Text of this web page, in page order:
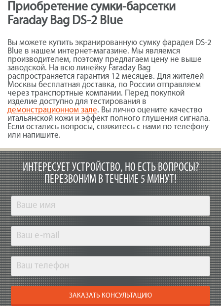
Приобретение сумки-барсетки
Faraday Bag DS-2 Blue
Вы можете купить экранированную сумку фарадея DS-2
Blue в нашем интернет-магазине. Мы являемся
производителем, поэтому предлагаем цену не выше
заводской. На всю линейку Faraday Bag
распространяется гарантия 12 месяцев. Для жителей
Москвы бесплатная доставка, по России отправляем
через транспортные компании. Перед покупкой
изделие доступно для тестирования в
демонстрационном зале. Вы лично оцените качество
итальянской кожи и эффект полного глушения сигнала.
Если остались вопросы, свяжитесь с нами по телефону
или напишите.
ИНТЕРЕСУЕТ УСТРОЙСТВО, НО ЕСТЬ ВОПРОСЫ?
ПЕРЕЗВОНИМ В ТЕЧЕНИЕ 5 МИНУТ!
ЗАКАЗАТЬ КОНСУЛЬТАЦИЮ